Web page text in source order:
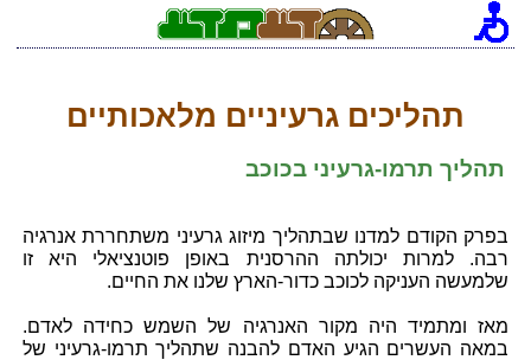
תהליכים גרעיניים מלאכותיים
תהליך תרמו-גרעיני בכוכב
בפרק הקודם למדנו שבתהליך מיזוג גרעיני משתחררת אנרגיה
רבה. למרות יכולתה ההרסנית באופן פוטנציאלי היא זו
שלמעשה העניקה לכוכב כדור-הארץ שלנו את החיים.
מאז ומתמיד היה מקור האנרגיה של השמש כחידה לאדם.
במאה העשרים הגיע האדם להבנה שתהליך תרמו-גרעיני של